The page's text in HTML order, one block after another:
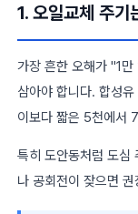
1. 오일교체 주기
가장 흔한 오해가 "1
삼아야 합니다. 합성
이보다 짧은 5천에서
특히 도안동처럼 도심
나 공회전이 잦으면